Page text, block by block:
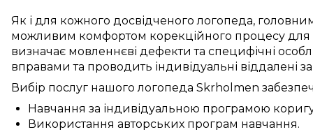
Як і для кожного досвідченого логопеда,
можливим комфортом корекційного процесу для
визначає мовленнєві дефекти та специфічні
вправами та проводить індивідуальні віддалені
Вибір послуг нашого логопеда Skrholmen
Навчання за індивідуальною програмою
Використання авторських програм навчання.